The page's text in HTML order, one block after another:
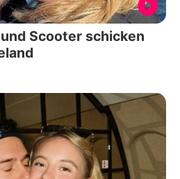
Scooter schicken